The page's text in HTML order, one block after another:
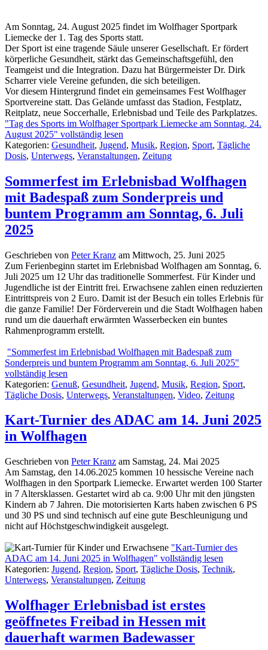
Am Sonntag, 24. August 2025 findet im Wolfhager Sportpark
Liemecke der 1. Tag des Sports statt.
Der Sport ist eine tragende Säule unserer Gesellschaft. Er fördert
körperliche Gesundheit, stärkt das Gemeinschaftsgefühl, den
Teamgeist und die Integration. Dazu hat Bürgermeister Dr. Dirk
Scharrer viele Vereine gefunden, die sich beteiligen.
Vor diesem Hintergrund findet ein gemeinsames Fest Wolfhager
Sportvereine statt. Das Gelände umfasst das Stadion, Festplatz,
Reitplatz, neue Soccerhalle, Erlebnisbad und Teile des Parkplatzes.
"Tag des Sports im Wolfhager Sportpark Liemecke am Sonntag, 24.
August 2025" vollständig lesen
Kategorien: Gesundheit, Jugend, Musik, Region, Sport, Tägliche
Dosis, Unterwegs, Veranstaltungen, Zeitung
Sommerfest im Erlebnisbad Wolfhagen
mit Badespaß zum Sonderpreis und
buntem Programm am Sonntag, 6. Juli
2025
Geschrieben von Peter Kranz am Mittwoch, 25. Juni 2025
Zum Ferienbeginn startet im Erlebnisbad Wolfhagen am Sonntag, 6.
Juli 2025 um 12 Uhr das traditionelle Sommerfest. Für Kinder und
Jugendliche ist der Eintritt frei. Erwachsene zahlen einen reduzierten
Eintrittspreis von 2 Euro. Damit ist der Besuch ein tolles Erlebnis für
die ganze Familie! Der Förderverein und die Stadt Wolfhagen haben
rund um die dauerhaft erwärmten Wasserbecken ein buntes
Rahmenprogramm erstellt.
"Sommerfest im Erlebnisbad Wolfhagen mit Badespaß zum
Sonderpreis und buntem Programm am Sonntag, 6. Juli 2025"
vollständig lesen
Kategorien: Genuß, Gesundheit, Jugend, Musik, Region, Sport,
Tägliche Dosis, Unterwegs, Veranstaltungen, Video, Zeitung
Kart-Turnier des ADAC am 14. Juni 2025
in Wolfhagen
Geschrieben von Peter Kranz am Samstag, 24. Mai 2025
Am Samstag, den 14.06.2025 kommen 10 hessische Vereine nach
Wolfhagen in den Sportpark Liemecke. Erwartet werden 100 Starter
in 7 Altersklassen. Gestartet wird ab ca. 9:00 Uhr mit den jüngsten
Kindern ab 7 Jahren. Die motorisierten Karts haben zwischen 6 PS
und 30 PS und sind technisch auf eine gute Beschleunigung und
nicht auf Höchstgeschwindigkeit ausgelegt.
"Kart-Turnier des
ADAC am 14. Juni 2025 in Wolfhagen" vollständig lesen
Kategorien: Jugend, Region, Sport, Tägliche Dosis, Technik,
Unterwegs, Veranstaltungen, Zeitung
Wolfhager Erlebnisbad ist erstes
geöffnetes Freibad in Hessen mit
dauerhaft warmen Badewasser